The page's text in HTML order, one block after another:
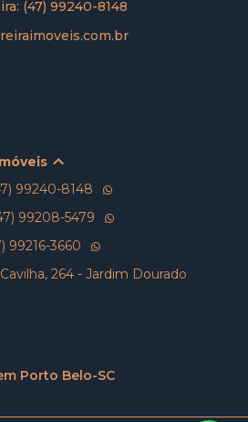
(47) 99240-8148
99240-8148
99208-5479
99216-3660
264 - Jardim Dourado
Porto Belo-SC